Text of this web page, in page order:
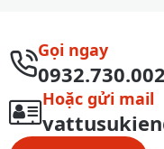
Gọi ngay
0932.730.002
Hoặc gửi mail